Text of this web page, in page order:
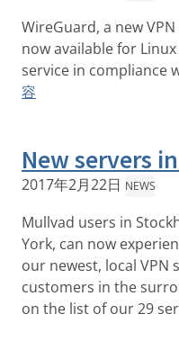
WireGuard, a new
now available for
service in compliance
容
New servers
2017年2月22日 NEWS
Mullvad users in
York, can now
our newest, local VPN
customers in the
on the list of our 29